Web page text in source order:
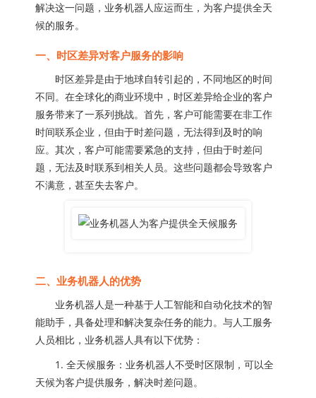
解决这一问题，业务机器人应运而生，为客户提供全天
候的服务。
一、时区差异对客户服务的影响
时区差异是由于地球自转引起的，不同地区的时间
不同。在全球化的商业环境中，时区差异给企业的客户
服务带来了一系列挑战。首先，客户可能需要在非工作
时间联系企业，但由于时差问题，无法得到及时的响
应。其次，客户可能需要紧急的支持，但由于时差问
题，无法及时联系到相关人员。这些问题都会导致客户
不满意，甚至失去客户。
二、业务机器人的优势
业务机器人是一种基于人工智能和自动化技术的智
能助手，具备处理和解决复杂任务的能力。与人工服务
人员相比，业务机器人具有以下优势：
1. 全天候服务：业务机器人不受时区限制，可以全
天候为客户提供服务，解决时差问题。